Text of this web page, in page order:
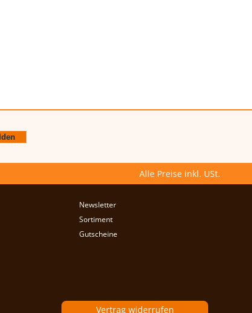
Alle Preise inkl. USt.
Newsletter
Sortiment
Gutscheine
Vertrag widerrufen